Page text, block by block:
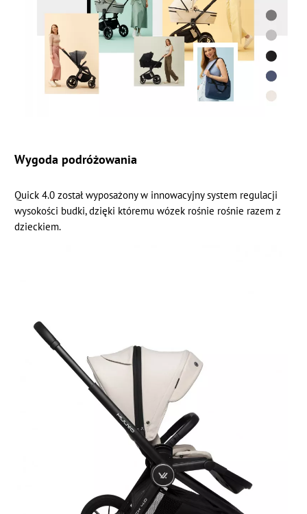
Wygoda podróżowania
Quick 4.0 został wyposażony w innowacyjny system regulacji
wysokości budki, dzięki któremu wózek rośnie rośnie razem z
dzieckiem.